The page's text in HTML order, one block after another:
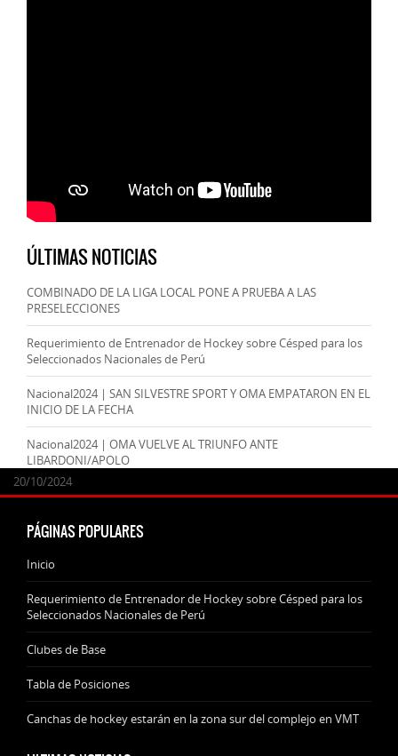
ÚLTIMAS NOTICIAS
COMBINADO DE LA LIGA LOCAL PONE A PRUEBA A LAS
PRESELECCIONES
24/09/2025
Requerimiento de Entrenador de Hockey sobre Césped para los
Seleccionados Nacionales de Perú
07/11/2024
Nacional2024 | SAN SILVESTRE SPORT Y OMA EMPATARON EN EL
INICIO DE LA FECHA
20/10/2024
Nacional2024 | OMA VUELVE AL TRIUNFO ANTE
LIBARDONI/APOLO
20/10/2024
PÁGINAS POPULARES
Inicio
Requerimiento de Entrenador de Hockey sobre Césped para los
Seleccionados Nacionales de Perú
Clubes de Base
Tabla de Posiciones
Canchas de hockey estarán en la zona sur del complejo en VMT